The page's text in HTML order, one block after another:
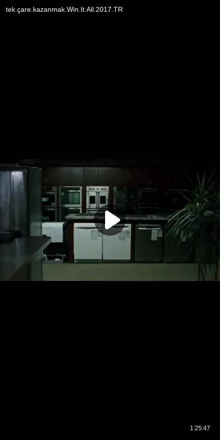
1:25:47
tek.çare.kazanmak.Win.It.All.2017.TR